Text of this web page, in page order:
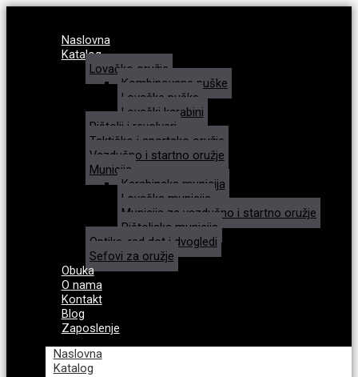
Naslovna
Katalog
Lovačko oružje
Kombinovane puške
Lovačke puške
Lovački karabini
Pištolji i revolveri
Taktičko i sportsko oružje
Vazdušno i startno oružje
Municija
Karabinska municija
Lovačka municija
Municija za vazdušno i startno oružje
Pištoljska municija
Optike, red dot i dvogledi
Sefovi za oružje
Obuka
O nama
Kontakt
Blog
Zaposlenje
Naslovna
Katalog